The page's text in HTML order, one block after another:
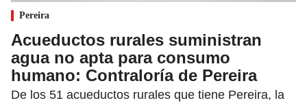
Pereira
Acueductos rurales suministran
agua no apta para consumo
humano: Contraloría de Pereira
De los 51 acueductos rurales que tiene Pereira, la